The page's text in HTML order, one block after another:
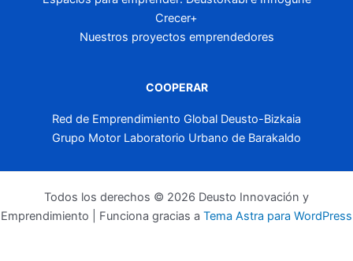
Crecer+
Nuestros proyectos emprendedores
COOPERAR
Red de Emprendimiento Global Deusto-Bizkaia
Grupo Motor Laboratorio Urbano de Barakaldo
Todos los derechos © 2026 Deusto Innovación y
Emprendimiento | Funciona gracias a Tema Astra para WordPress